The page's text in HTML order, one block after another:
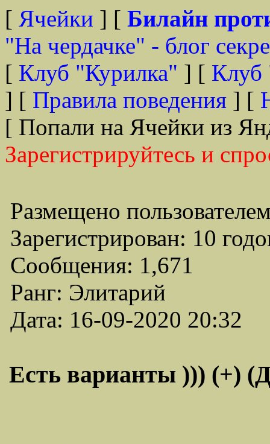
[ Ячейки ] [ Билайн
"На чердачке" - блог
[ Клуб "Курилка" ] [ Клуб
] [ Правила поведения ] [
[ Попали на Ячейки из
Зарегистрируйтесь и
Размещено
Зарегистрирован: 10
Сообщения: 1,671
Ранг: Элитарий
Дата: 16-09-2020 20:32
Есть варианты ))) (+)